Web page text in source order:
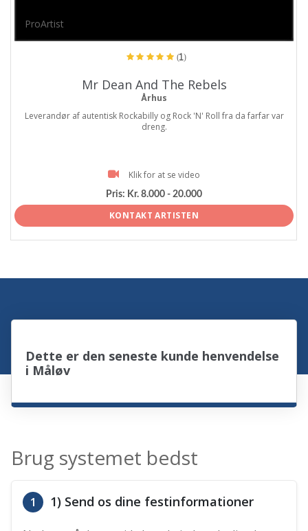
ProArtist
(1)
Mr Dean And The Rebels
Århus
Leverandør af autentisk Rockabilly og Rock 'N' Roll fra da farfar var
dreng.
Klik for at se video
Pris: Kr. 8.000 - 20.000
KONTAKT ARTISTEN
Dette er den seneste kunde henvendelse
i Måløv
Brug systemet bedst
1 1) Send os dine festinformationer